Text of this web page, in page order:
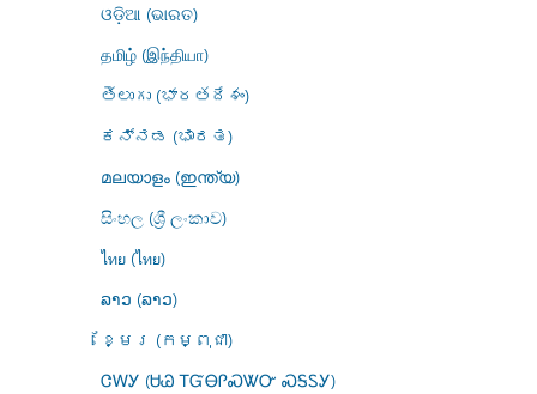
ଓଡ଼ିଆ (ଭାରତ)
தமிழ் (இந்தியா)
తెలుగు (భారతదేశం)
ಕನ್ನಡ (ಭಾರತ)
മലയാളം (ഇന്ത്യ)
සිංහල (ශ්‍රී ලංකාව)
ไทย (ไทย)
ລາວ (ລາວ)
ខ្មែរ (កម្ពុជា)
ᏣᎳᎩ (ᏌᏊ ᎢᏳᎾᎵᏍᏔᏅ ᏍᎦᏚᎩ)